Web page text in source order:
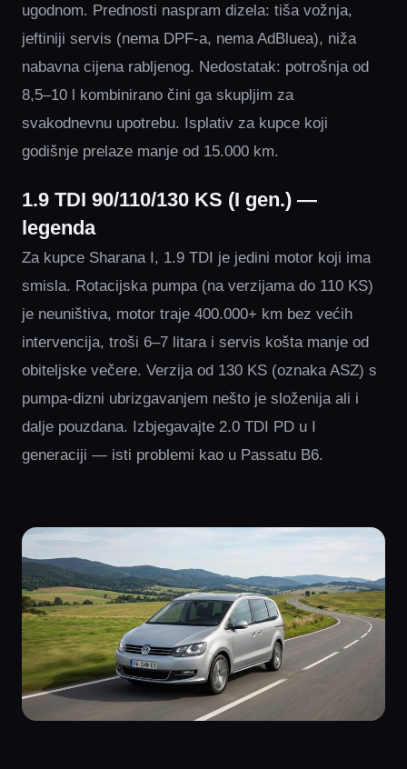
ugodnom. Prednosti naspram dizela: tiša vožnja,
jeftiniji servis (nema DPF-a, nema AdBluea), niža
nabavna cijena rabljenog. Nedostatak: potrošnja od
8,5–10 l kombinirano čini ga skupljim za
svakodnevnu upotrebu. Isplativ za kupce koji
godišnje prelaze manje od 15.000 km.
1.9 TDI 90/110/130 KS (I gen.) —
legenda
Za kupce Sharana I, 1.9 TDI je jedini motor koji ima
smisla. Rotacijska pumpa (na verzijama do 110 KS)
je neuništiva, motor traje 400.000+ km bez većih
intervencija, troši 6–7 litara i servis košta manje od
obiteljske večere. Verzija od 130 KS (oznaka ASZ) s
pumpa-dizni ubrizgavanjem nešto je složenija ali i
dalje pouzdana. Izbjegavajte 2.0 TDI PD u I
generaciji — isti problemi kao u Passatu B6.